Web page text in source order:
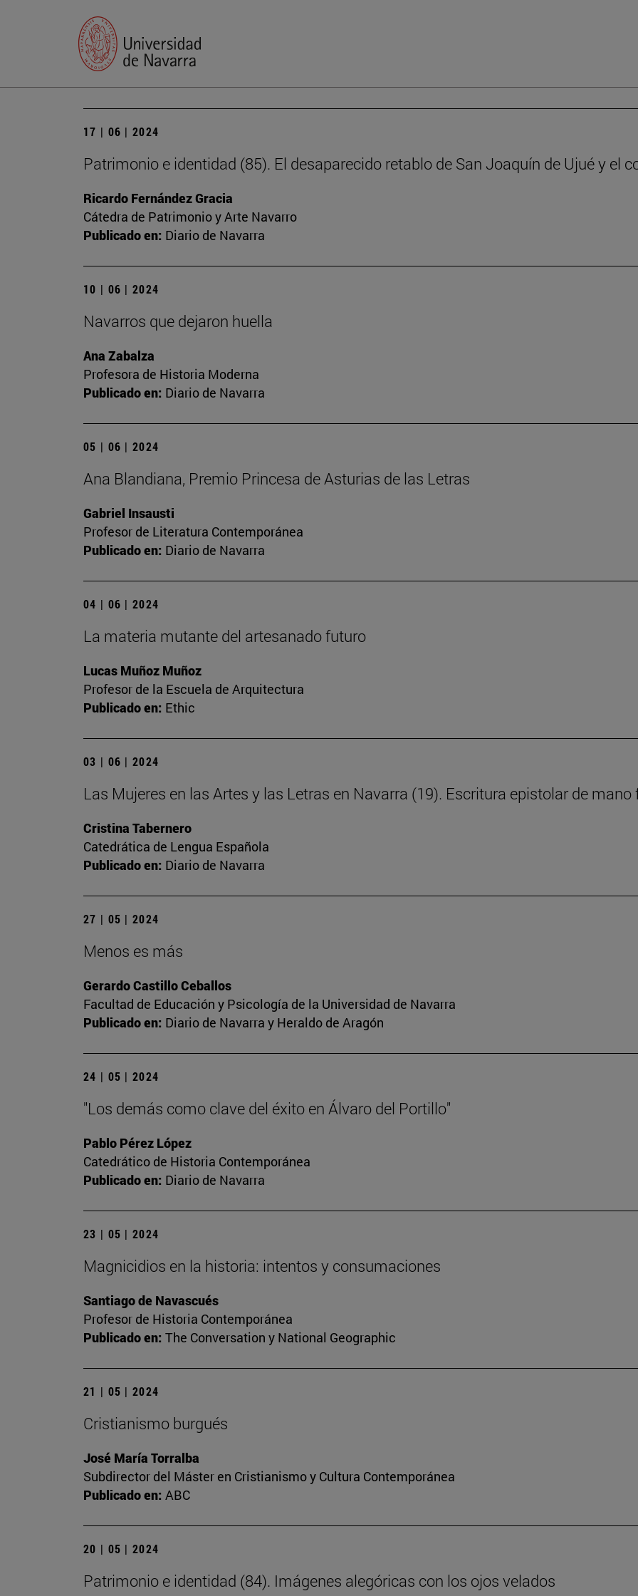
17 | 06 | 2024
Patrimonio e identidad (85). El desaparecido retablo de San Joaquín de Ujué y el
Ricardo Fernández Gracia
Cátedra de Patrimonio y Arte Navarro
Publicado en: Diario de Navarra
10 | 06 | 2024
Navarros que dejaron huella
Ana Zabalza
Profesora de Historia Moderna
Publicado en: Diario de Navarra
05 | 06 | 2024
Ana Blandiana, Premio Princesa de Asturias de las Letras
Gabriel Insausti
Profesor de Literatura Contemporánea
Publicado en: Diario de Navarra
04 | 06 | 2024
La materia mutante del artesanado futuro
Lucas Muñoz Muñoz
Profesor de la Escuela de Arquitectura
Publicado en: Ethic
03 | 06 | 2024
Las Mujeres en las Artes y las Letras en Navarra (19). Escritura epistolar de mano
Cristina Tabernero
Catedrática de Lengua Española
Publicado en: Diario de Navarra
27 | 05 | 2024
Menos es más
Gerardo Castillo Ceballos
Facultad de Educación y Psicología de la Universidad de Navarra
Publicado en: Diario de Navarra y Heraldo de Aragón
24 | 05 | 2024
"Los demás como clave del éxito en Álvaro del Portillo"
Pablo Pérez López
Catedrático de Historia Contemporánea
Publicado en: Diario de Navarra
23 | 05 | 2024
Magnicidios en la historia: intentos y consumaciones
Santiago de Navascués
Profesor de Historia Contemporánea
Publicado en: The Conversation y National Geographic
21 | 05 | 2024
Cristianismo burgués
José María Torralba
Subdirector del Máster en Cristianismo y Cultura Contemporánea
Publicado en: ABC
20 | 05 | 2024
Patrimonio e identidad (84). Imágenes alegóricas con los ojos velados